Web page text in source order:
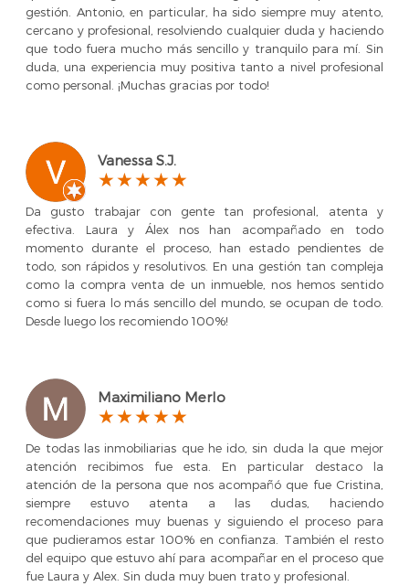
gestión. Antonio, en particular, ha sido siempre muy atento,
cercano y profesional, resolviendo cualquier duda y haciendo
que todo fuera mucho más sencillo y tranquilo para mí. Sin
duda, una experiencia muy positiva tanto a nivel profesional
como personal. ¡Muchas gracias por todo!
Vanessa S.J.
Da gusto trabajar con gente tan profesional, atenta y
efectiva. Laura y Álex nos han acompañado en todo
momento durante el proceso, han estado pendientes de
todo, son rápidos y resolutivos. En una gestión tan compleja
como la compra venta de un inmueble, nos hemos sentido
como si fuera lo más sencillo del mundo, se ocupan de todo.
Desde luego los recomiendo 100%!
Maximiliano Merlo
De todas las inmobiliarias que he ido, sin duda la que mejor
atención recibimos fue esta. En particular destaco la
atención de la persona que nos acompañó que fue Cristina,
siempre estuvo atenta a las dudas, haciendo
recomendaciones muy buenas y siguiendo el proceso para
que pudieramos estar 100% en confianza. También el resto
del equipo que estuvo ahí para acompañar en el proceso que
fue Laura y Alex. Sin duda muy buen trato y profesional.